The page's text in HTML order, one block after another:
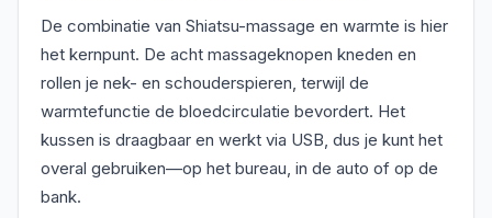
De combinatie van Shiatsu-massage en warmte is hier
het kernpunt. De acht massageknopen kneden en
rollen je nek- en schouderspieren, terwijl de
warmtefunctie de bloedcirculatie bevordert. Het
kussen is draagbaar en werkt via USB, dus je kunt het
overal gebruiken—op het bureau, in de auto of op de
bank.